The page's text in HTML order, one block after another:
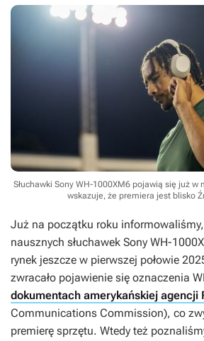
Słuchawki Sony WH-1000XM6 pojawią się już w
wskazuje, że premiera jest blisko
Już na początku roku
nausznych słuchawek Sony WH-
rynek jeszcze w pierwszej połowie
zwracało pojawienie się oznaczenia
dokumentach amerykańskiej agencji
Communications Commission), co
premierę sprzętu. Wtedy też